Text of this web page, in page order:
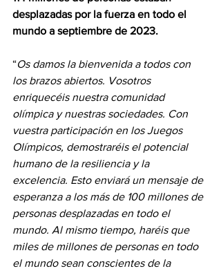
desplazadas por la fuerza en todo el
mundo a septiembre de 2023.
“Os damos la bienvenida a todos con
los brazos abiertos. Vosotros
enriquecéis nuestra comunidad
olímpica y nuestras sociedades. Con
vuestra participación en los Juegos
Olímpicos, demostraréis el potencial
humano de la resiliencia y la
excelencia. Esto enviará un mensaje de
esperanza a los más de 100 millones de
personas desplazadas en todo el
mundo. Al mismo tiempo, haréis que
miles de millones de personas en todo
el mundo sean conscientes de la